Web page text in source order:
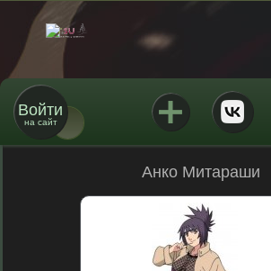
Войти
на сайт
Анко Митараши